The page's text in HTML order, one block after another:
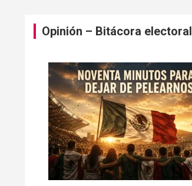
Opinión – Bitácora electoral